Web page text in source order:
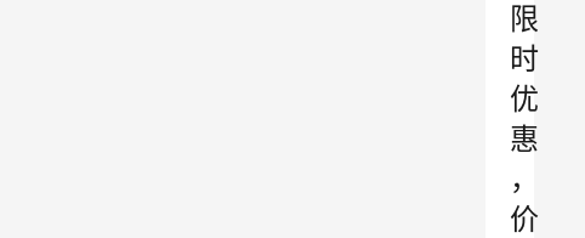
限
时
优
惠
，
价